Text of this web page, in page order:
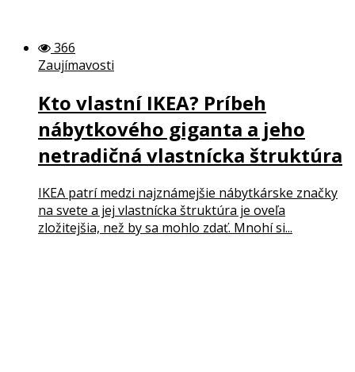
366
Zaujímavosti
Kto vlastní IKEA? Príbeh
nábytkového giganta a jeho
netradičná vlastnícka štruktúra
IKEA patrí medzi najznámejšie nábytkárske značky
na svete a jej vlastnícka štruktúra je oveľa
zložitejšia, než by sa mohlo zdať. Mnohí si...